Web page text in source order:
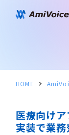
HOME
医療向け
実装で業